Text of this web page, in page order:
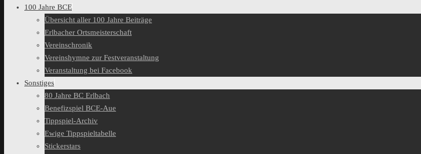
100 Jahre BCE
Übersicht aller 100 Jahre Beiträge
Erlbacher Ortsmeisterschaft
Vereinschronik
Vereinshymne zur Festveranstaltung
Veranstaltung bei Facebook
Sonstiges
80 Jahre BC Erlbach
Benefizspiel BCE-Aue
Tippspiel-Archiv
Ewige Tippspieltabelle
Stickerstars